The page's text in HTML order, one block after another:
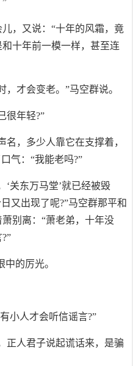
，又说：“十年的风霜，竟
十年前一模一样，甚至连
才会变老。”马空群说。
很年轻?”
名，多少人靠它在支撑着，
气：“我能老吗?”
‘关东万马堂’就已经被毁
又出现了呢?”马空群那平和
别离：“萧老弟，十年没
中的厉光。
小人才会听信谣言?”
正人君子说起谎话来，是骗